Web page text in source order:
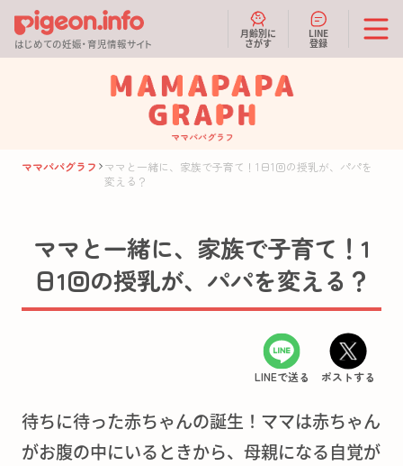
はじめての妊娠・育児情報サイト
月齢別に
さがす
LINE
登録
ママパパグラフ
ママと一緒に、家族で子育て！1日1回の授乳が、パパを
変える？
ママと一緒に、家族で子育て！1
日1回の授乳が、パパを変える？
LINEで送る ポストする
待ちに待った赤ちゃんの誕生！ママは赤ちゃん
がお腹の中にいるときから、母親になる自覚が